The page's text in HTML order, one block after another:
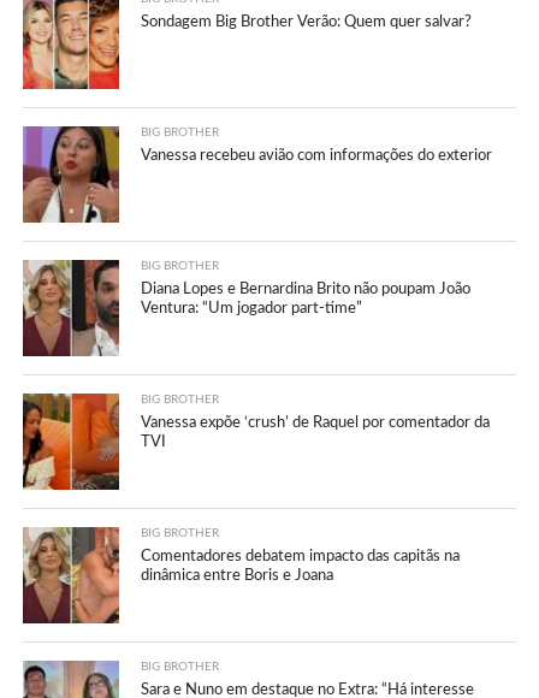
Sondagem Big Brother Verão: Quem quer salvar?
BIG BROTHER
Vanessa recebeu avião com informações do exterior
BIG BROTHER
Diana Lopes e Bernardina Brito não poupam João
Ventura: “Um jogador part-time”
BIG BROTHER
Vanessa expõe ‘crush’ de Raquel por comentador da
TVI
BIG BROTHER
Comentadores debatem impacto das capitãs na
dinâmica entre Boris e Joana
BIG BROTHER
Sara e Nuno em destaque no Extra: “Há interesse